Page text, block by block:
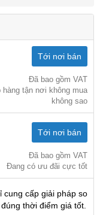
Tới nơi bán
Đã bao gồm VAT
hàng tận nơi không mua
không sao
Tới nơi bán
Đã bao gồm VAT
Đang có ưu đãi cực tốt
cung cấp giải pháp so
thời điểm giá tốt.